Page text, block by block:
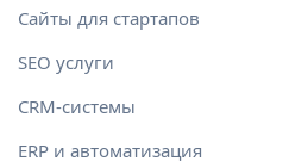
Сайты для стартапов
SEO услуги
CRM-системы
ERP и автоматизация